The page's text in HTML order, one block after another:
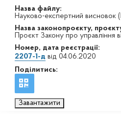
Назва файлу:
Науково-експертний висновок
Назва законопроєкту,
Проєкт Закону про управління
Номер, дата реєстрації:
2207-1-д від 04.06.2020
Поділитись:
Завантажити